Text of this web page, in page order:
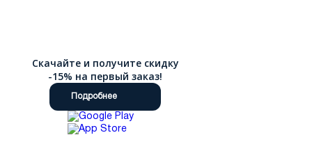
Скачайте и получите скидку
-15% на первый заказ!
Подробнее